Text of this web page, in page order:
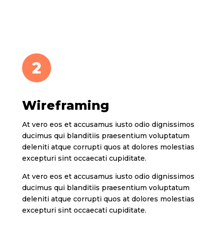
2
Wireframing
At vero eos et accusamus iusto odio dignissimos
ducimus qui blanditiis praesentium voluptatum
deleniti atque corrupti quos at dolores molestias
excepturi sint occaecati cupiditate.
At vero eos et accusamus iusto odio dignissimos
ducimus qui blanditiis praesentium voluptatum
deleniti atque corrupti quos at dolores molestias
excepturi sint occaecati cupiditate.